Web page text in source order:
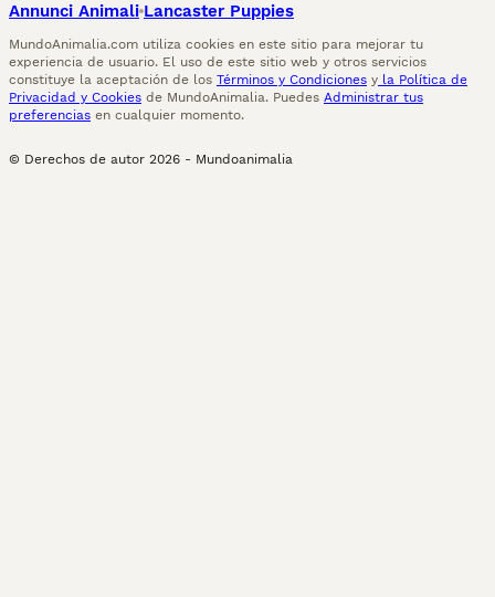
Annunci Animali Lancaster Puppies
MundoAnimalia.com utiliza cookies en este sitio para mejorar tu
experiencia de usuario. El uso de este sitio web y otros servicios
constituye la aceptación de los Términos y Condiciones y la Política de
Privacidad y Cookies de MundoAnimalia. Puedes Administrar tus
preferencias en cualquier momento.
© Derechos de autor 2026 - Mundoanimalia